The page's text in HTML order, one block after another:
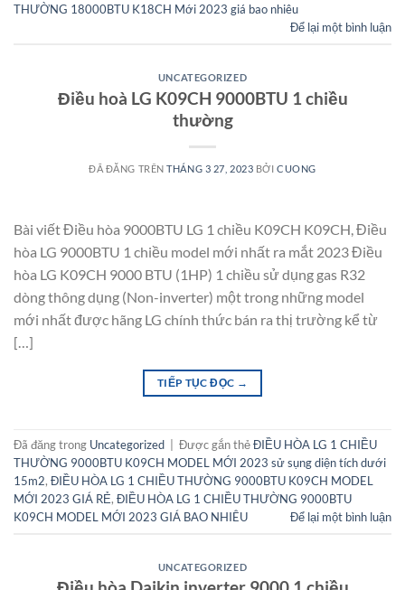
THƯỜNG 18000BTU K18CH Mới 2023 giá bao nhiêu
Để lại một bình luận
UNCATEGORIZED
Điều hoà LG K09CH 9000BTU 1 chiều
thường
ĐÃ ĐĂNG TRÊNTHÁNG 3 27, 2023 BỞICUONG
Bài viết Điều hòa 9000BTU LG 1 chiều K09CH K09CH, Điều
hòa LG 9000BTU 1 chiều model mới nhất ra mắt 2023 Điều
hòa LG K09CH 9000 BTU (1HP) 1 chiều sử dụng gas R32
dòng thông dụng (Non-inverter) một trong những model
mới nhất được hãng LG chính thức bán ra thị trường kể từ
[…]
TIẾP TỤC ĐỌC →
Đã đăng trong Uncategorized Được gắn thẻĐIỀU HÒA LG 1 CHIỀU
THƯỜNG 9000BTU K09CH MODEL MỚI 2023 sử sụng diện tích dưới
15m2, ĐIỀU HÒA LG 1 CHIỀU THƯỜNG 9000BTU K09CH MODEL
MỚI 2023 GIÁ RẺ, ĐIỀU HÒA LG 1 CHIỀU THƯỜNG 9000BTU
K09CH MODEL MỚI 2023 GIÁ BAO NHIÊU
Để lại một bình luận
UNCATEGORIZED